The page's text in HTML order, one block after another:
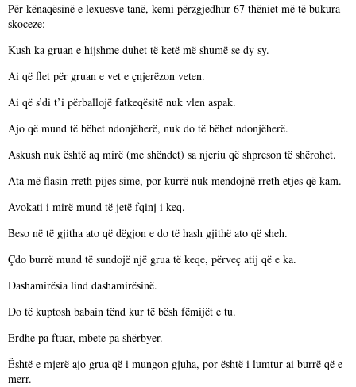
Për kënaqësinë e lexuesve tanë, kemi përzgjedhur 67 thëniet më të bukura
skoceze:
Kush ka gruan e hijshme duhet të ketë më shumë se dy sy.
Ai që flet për gruan e vet e çnjerëzon veten.
Ai që s’di t’i përballojë fatkeqësitë nuk vlen aspak.
Ajo që mund të bëhet ndonjëherë, nuk do të bëhet ndonjëherë.
Askush nuk është aq mirë (me shëndet) sa njeriu që shpreson të shërohet.
Ata më flasin rreth pijes sime, por kurrë nuk mendojnë rreth etjes që kam.
Avokati i mirë mund të jetë fqinj i keq.
Beso në të gjitha ato që dëgjon e do të hash gjithë ato që sheh.
Çdo burrë mund të sundojë një grua të keqe, përveç atij që e ka.
Dashamirësia lind dashamirësinë.
Do të kuptosh babain tënd kur të bësh fëmijët e tu.
Erdhe pa ftuar, mbete pa shërbyer.
Është e mjerë ajo grua që i mungon gjuha, por është i lumtur ai burrë që e
merr.